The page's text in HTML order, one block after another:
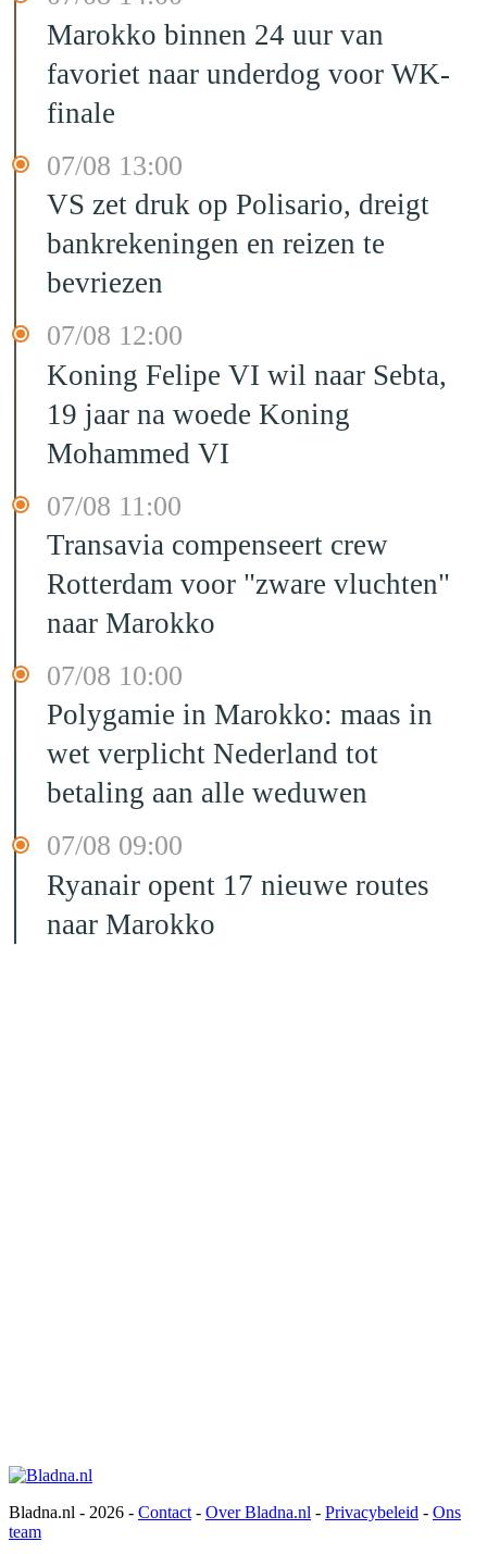
Marokko binnen 24 uur van
favoriet naar underdog voor WK-
finale
07/08 13:00
VS zet druk op Polisario, dreigt
bankrekeningen en reizen te
bevriezen
07/08 12:00
Koning Felipe VI wil naar Sebta,
19 jaar na woede Koning
Mohammed VI
07/08 11:00
Transavia compenseert crew
Rotterdam voor "zware vluchten"
naar Marokko
07/08 10:00
Polygamie in Marokko: maas in
wet verplicht Nederland tot
betaling aan alle weduwen
07/08 09:00
Ryanair opent 17 nieuwe routes
naar Marokko
Bladna.nl - 2026 - Contact - Over Bladna.nl - Privacybeleid - Ons
team